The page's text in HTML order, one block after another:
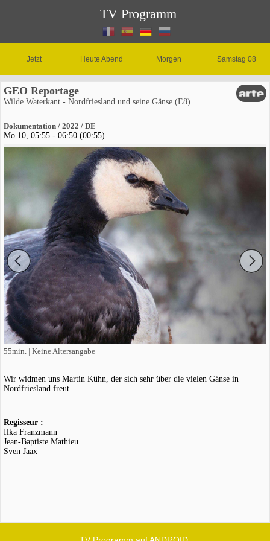
TV Programm
Jetzt Heute Abend Morgen Samstag 08
GEO Reportage
Wilde Waterkant - Nordfriesland und seine Gänse (E8)
Dokumentation / 2022 / DE
Mo 10, 05:55 - 06:50 (00:55)
55min. | Keine Altersangabe
Wir widmen uns Martin Kühn, der sich sehr über die vielen Gänse in
Nordfriesland freut.
Regisseur :
Ilka Franzmann
Jean-Baptiste Mathieu
Sven Jaax